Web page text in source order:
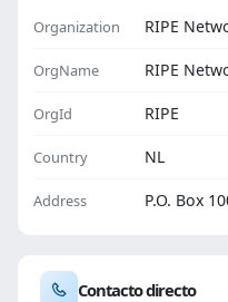
Organization RIPE
OrgName RIPE
OrgId RIPE
Country NL
Address P.O. Box
Contacto directo